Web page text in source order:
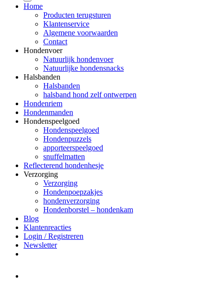
Home
Producten terugsturen
Klantenservice
Algemene voorwaarden
Contact
Hondenvoer
Natuurlijk hondenvoer
Natuurlijke hondensnacks
Halsbanden
Halsbanden
halsband hond zelf ontwerpen
Hondenriem
Hondenmanden
Hondenspeelgoed
Hondenspeelgoed
Hondenpuzzels
apporteerspeelgoed
snuffelmatten
Reflecterend hondenhesje
Verzorging
Verzorging
Hondenpoepzakjes
hondenverzorging
Hondenborstel – hondenkam
Blog
Klantenreacties
Login / Registreren
Newsletter